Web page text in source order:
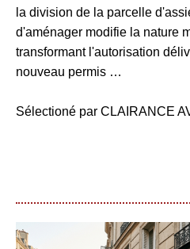
la division de la parcelle
d'aménager modifie la nature
transformant l'autorisation
nouveau permis …
Sélectioné par CLAIRANCE